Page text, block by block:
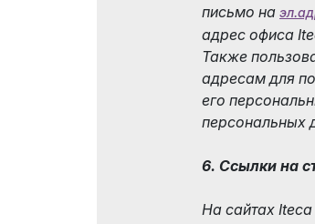
письмо на
адрес офиса
Также
адресам для
его
персональных
6. Ссылки на
На сайтах